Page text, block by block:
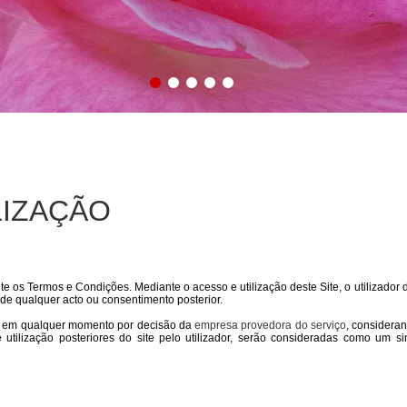
Termos e Condições. Mediante o acesso e utilização deste Site, o utilizador
qualquer acto ou consentimento posterior.
qualquer momento por decisão daempresa provedora do serviço,
posteriores do site pelo utilizador, serão consideradas como um